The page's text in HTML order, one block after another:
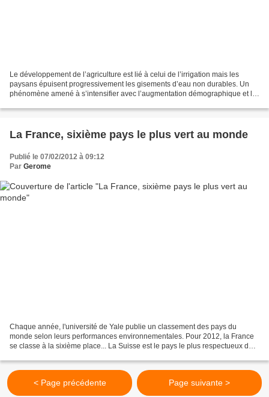
Le développement de l’agriculture est lié à celui de l’irrigation mais les
paysans épuisent progressivement les gisements d’eau non durables. Un
phénomène amené à s’intensifier avec l’augmentation démographique et le
La France, sixième pays le plus vert au monde
Publié le 07/02/2012 à 09:12
Par Gerome
Chaque année, l'université de Yale publie un classement des pays du
monde selon leurs performances environnementales. Pour 2012, la France
se classe à la sixième place... La Suisse est le pays le plus respectueux de
< Page précédente Page suivante >